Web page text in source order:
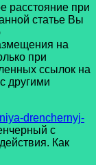
при
статье Вы
на
при
ссылок на
другими
drenchernyj-
с
Как